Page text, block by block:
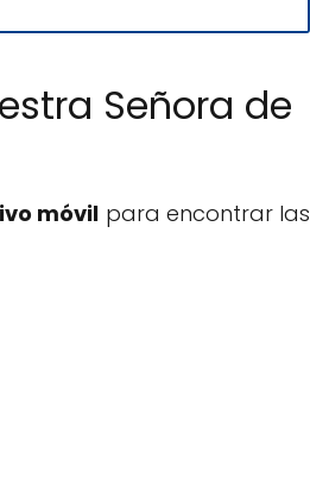
Señora de
móvil para encontrar las